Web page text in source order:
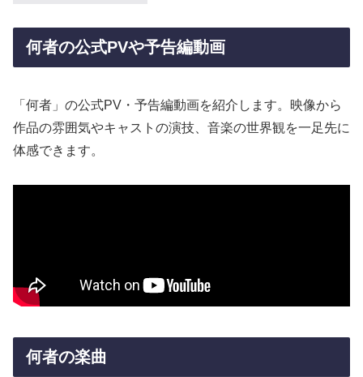
何者の公式PVや予告編動画
「何者」の公式PV・予告編動画を紹介します。映像から
作品の雰囲気やキャストの演技、音楽の世界観を一足先に
体感できます。
何者の楽曲